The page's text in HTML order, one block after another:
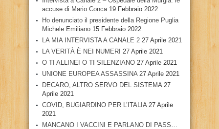
accuse di Mario Conca 19 Febbraio 2022
Ho denunciato il presidente della Regione Puglia
Michele Emiliano 15 Febbraio 2022
LA MIA INTERVISTA A CANALE 2 27 Aprile 2021
LA VERITÀ È NEI NUMERI 27 Aprile 2021
O TI ALLINEI O TI SILENZIANO 27 Aprile 2021
UNIONE EUROPEA ASSASSINA 27 Aprile 2021
DECARO, ALTRO SERVO DEL SISTEMA 27
Aprile 2021
COVID, BUGIARDINO PER L’ITALIA 27 Aprile
2021
MANCANO I VACCINI E PARLANO DI PASS…